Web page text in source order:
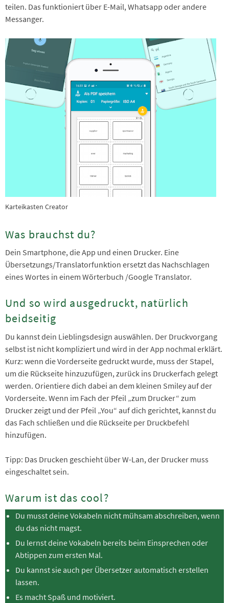
teilen. Das funktioniert über E-Mail, Whatsapp oder andere
Messanger.
Karteikasten Creator
Was brauchst du?
Dein Smartphone, die App und einen Drucker. Eine
Übersetzungs/Translatorfunktion ersetzt das Nachschlagen
eines Wortes in einem Wörterbuch /Google Translator.
Und so wird ausgedruckt, natürlich
beidseitig
Du kannst dein Lieblingsdesign auswählen. Der Druckvorgang
selbst ist nicht kompliziert und wird in der App nochmal erklärt.
Kurz: wenn die Vorderseite gedruckt wurde, muss der Stapel,
um die Rückseite hinzuzufügen, zurück ins Druckerfach gelegt
werden. Orientiere dich dabei an dem kleinen Smiley auf der
Vorderseite. Wenn im Fach der Pfeil „zum Drucker“ zum
Drucker zeigt und der Pfeil „You“ auf dich gerichtet, kannst du
das Fach schließen und die Rückseite per Druckbefehl
hinzufügen.
Tipp: Das Drucken geschieht über W-Lan, der Drucker muss
eingeschaltet sein.
Warum ist das cool?
Du musst deine Vokabeln nicht mühsam abschreiben, wenn
du das nicht magst.
Du lernst deine Vokabeln bereits beim Einsprechen oder
Abtippen zum ersten Mal.
Du kannst sie auch per Übersetzer automatisch erstellen
lassen.
Es macht Spaß und motiviert.